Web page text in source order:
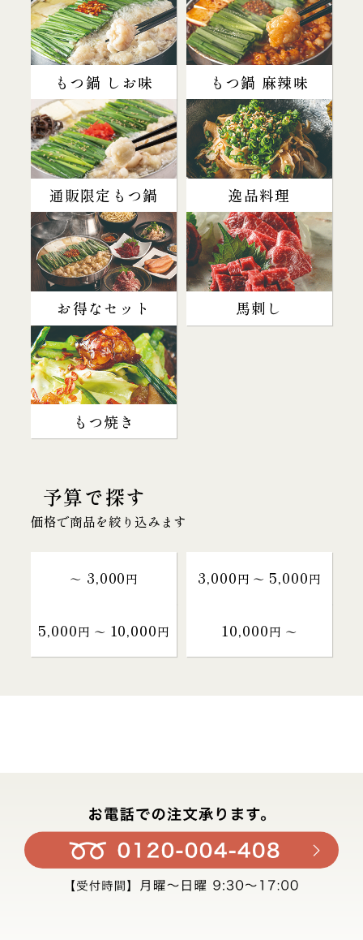
もつ鍋 しお味 もつ鍋 麻辣味
通販限定もつ鍋 逸品料理
お得なセット 馬刺し
もつ焼き
予算で探す
価格で商品を絞り込みます
～ 3,000円 3,000円 〜 5,000円
5,000円 〜 10,000円 10,000円 〜